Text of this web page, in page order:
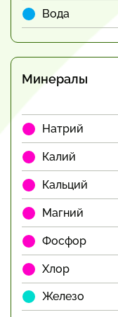
Вода
Минералы
Натрий
Калий
Кальций
Магний
Фосфор
Хлор
Железо